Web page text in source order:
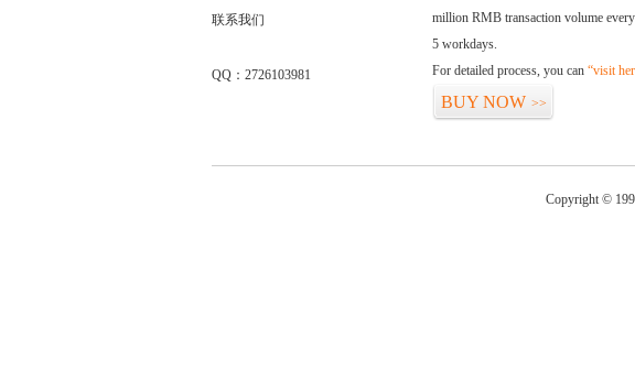
联系我们
QQ：2726103981
million RMB transaction volume
5 workdays.
For detailed process, you can “visit
BUY NOW >>
Copyright ©